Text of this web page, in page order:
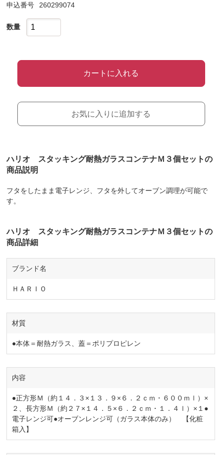
申込番号 260299074
数量
カートに入れる
お気に入りに追加する
ハリオ スタッキング耐熱ガラスコンテナＭ３個セットの
商品説明
フタをしたまま電子レンジ、フタを外してオーブン調理が可能で
す。
ハリオ スタッキング耐熱ガラスコンテナＭ３個セットの
商品詳細
ブランド名
ＨＡＲＩＯ
材質
●本体＝耐熱ガラス、蓋＝ポリプロピレン
内容
●正方形Ｍ（約１４．３×１３．９×６．２ｃｍ・６００ｍｌ）×
２、長方形Ｍ（約２７×１４．５×６．２ｃｍ・１．４ｌ）×１●
電子レンジ可●オーブンレンジ可（ガラス本体のみ） 【化粧
箱入】